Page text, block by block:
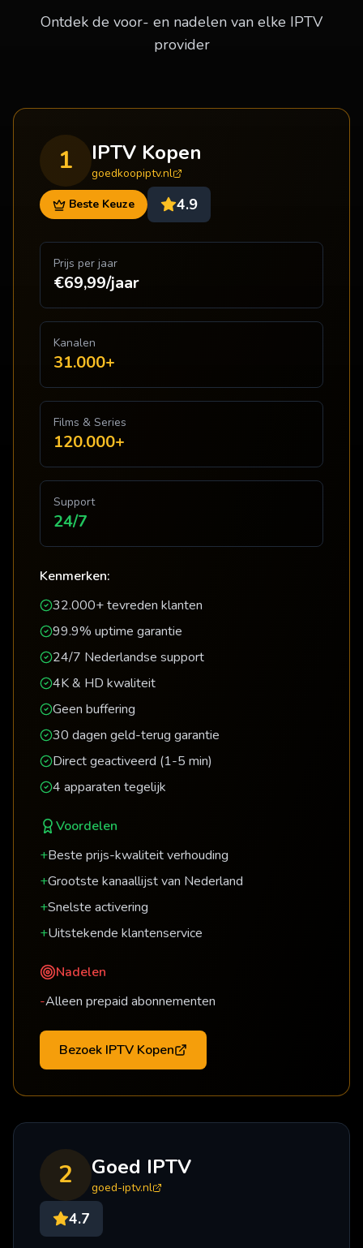
Ontdek de voor- en nadelen van elke IPTV
provider
1 IPTV Kopen
goedkoopiptv.nl
Beste Keuze
4.9
Prijs per jaar
€69,99/jaar
Kanalen
31.000+
Films & Series
120.000+
Support
24/7
Kenmerken:
32.000+ tevreden klanten
99.9% uptime garantie
24/7 Nederlandse support
4K & HD kwaliteit
Geen buffering
30 dagen geld-terug garantie
Direct geactiveerd (1-5 min)
4 apparaten tegelijk
Voordelen
+Beste prijs-kwaliteit verhouding
+Grootste kanaallijst van Nederland
+Snelste activering
+Uitstekende klantenservice
Nadelen
-Alleen prepaid abonnementen
Bezoek IPTV Kopen
2 Goed IPTV
goed-iptv.nl
4.7